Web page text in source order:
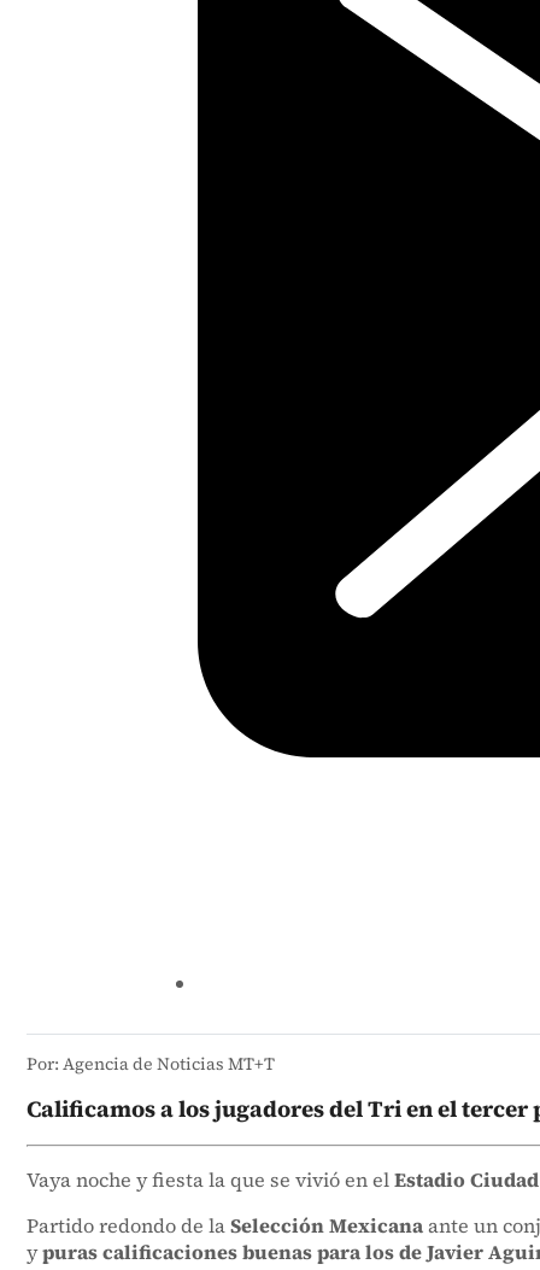
Por: Agencia de Noticias MT+T
Calificamos a los jugadores del Tri en el
Vaya noche y fiesta la que se vivió en elEstadio
Partido redondo de laSelección Mexicanaante un
ypuras calificaciones buenas para los de Javier